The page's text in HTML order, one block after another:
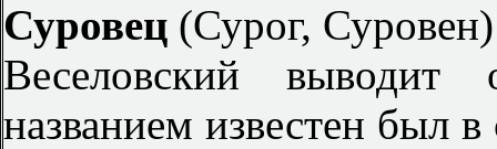
Суровец (Сурог,
Веселовский
названием известен был